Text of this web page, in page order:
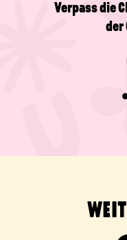
Verpass die
der